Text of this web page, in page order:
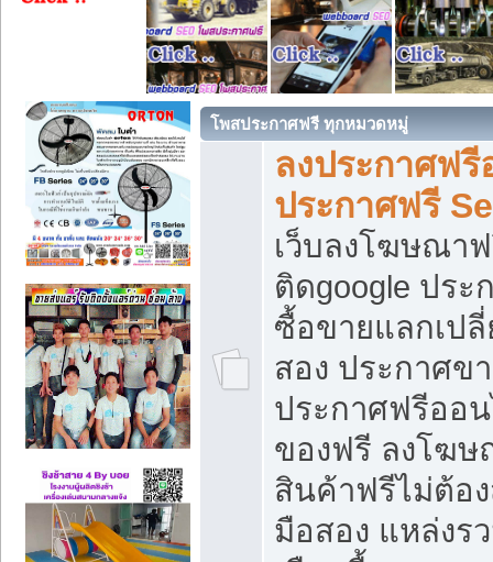
โพสประกาศฟรี ทุกหมวดหมู่
ลงประกาศฟ
ประกาศฟรี
เว็บลงโฆษณา
ติดgoogle ปร
ซื้อขายแลกเป
สอง ประกาศข
ประกาศฟรีออ
ของฟรี ลงโฆ
สินค้าฟรีไม่ต้อ
มือสอง แหล่งร